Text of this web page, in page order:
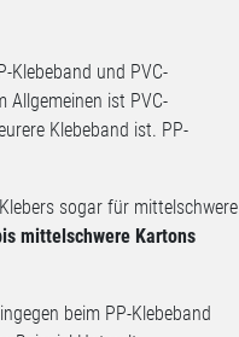
Klebeband und PVC-
Allgemeinen ist PVC-
Klebeband ist. PP-
sogar für mittelschwere
mittelschwere Kartons
beim PP-Klebeband